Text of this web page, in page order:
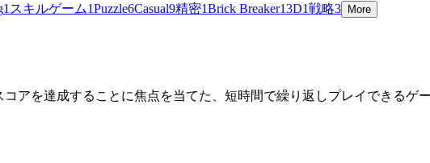
1 スキルゲーム1Puzzle6Casual9精密1Brick Breaker13D1戦略3 More
アを達成することに焦点を当てた、短時間で繰り返しプレイできるゲ